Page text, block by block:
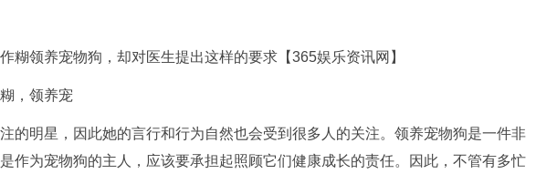
，领养宠
的明星，因此她的言行和行为自然也会受到很多人的关注。领养宠物狗是一件非
作为宠物狗的主人，应该要承担起照顾它们健康成长的责任。因此，不管有多忙